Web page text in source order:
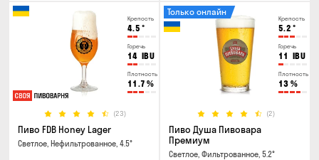
Крепость
4.5 °
Горечь
14 IBU
Плотность
11.7 %
(23)
Пиво FDB Honey Lager
Светлое, Нефильтрованное, 4.5°
Крепость
5.2 °
Горечь
11 IBU
Плотность
13 %
(2)
Только онлайн
Пиво Душа Пивовара
Премиум
Светлое, Фильтрованное, 5.2°